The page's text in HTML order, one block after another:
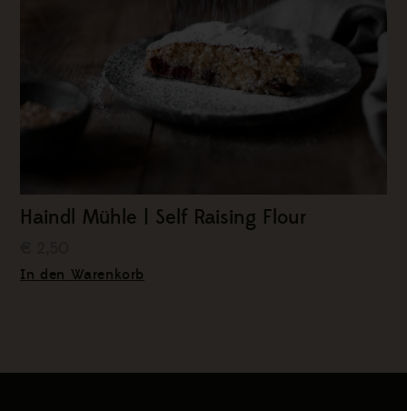
Haindl Mühle | Self Raising Flour
In den Warenkorb